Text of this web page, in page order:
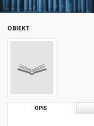
OBIEKT
OPIS